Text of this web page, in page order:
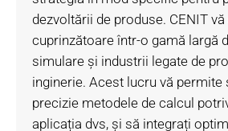
dezvoltării de produse. CENIT
cuprinzătoare într-o gamă largă
simulare și industrii legate de
inginerie. Acest lucru vă permite
precizie metodele de calcul
aplicația dvs, și să integrați